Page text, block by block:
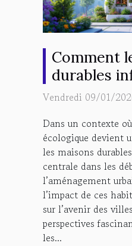
Comment
durables
elles
Vendredi 09/01/
Dans un contexte
écologique devient
les maisons
centrale dans les
l’aménagement
l’impact de ces
sur l’avenir des
perspectives
les...